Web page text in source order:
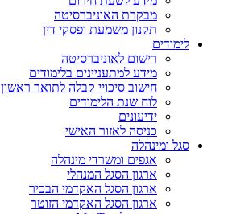
מבקרת האוניברסיטה
תקנון משמעת ופסקי דין
לימודים
רישום לאוניברסיטה
מידע למתעניינים בלימודים
חישוב סיכויי קבלה לתואר ראשון
לוח שנת הלימודים
ידיעונים
כניסה לאזור האישי
סגל ומינהלה
אגפים ומשרדי מינהלה
ארגון הסגל המנהלי
ארגון הסגל האקדמי הבכיר
ארגון הסגל האקדמי הזוטר